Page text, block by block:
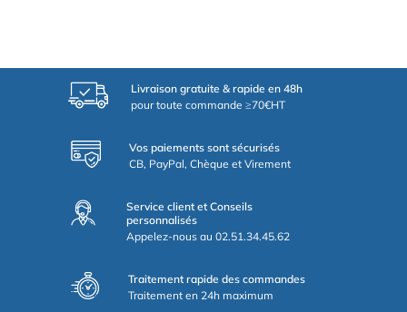
Livraison gratuite & rapide en 48h
pour toute commande ≥70€HT
Vos paiements sont sécurisés
CB, PayPal, Chèque et Virement
Service client et Conseils
personnalisés
Appelez-nous au 02.51.34.45.62
Traitement rapide des commandes
Traitement en 24h maximum